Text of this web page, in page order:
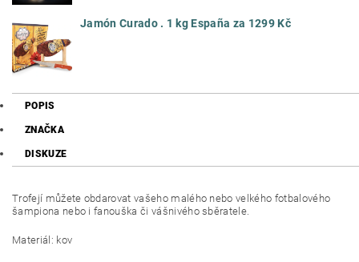
Jamón Curado . 1 kg España za 1299 Kč
POPIS
ZNAČKA
DISKUZE
Trofejí můžete obdarovat vašeho malého nebo velkého fotbalového
šampiona nebo i fanouška či vášnivého sběratele.
Materiál: kov